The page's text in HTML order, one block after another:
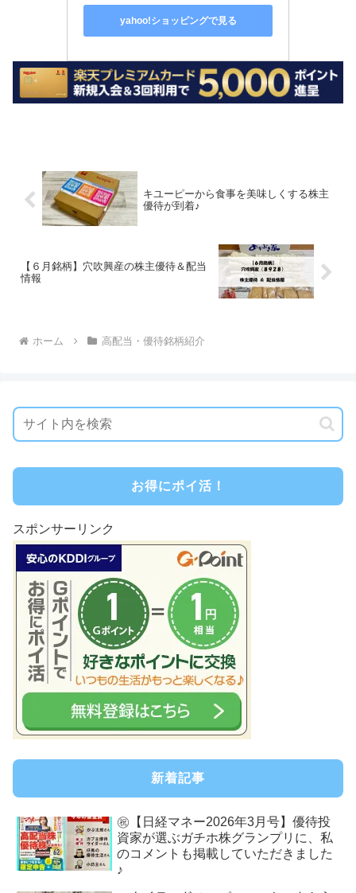
yahoo!ショッピングで見る
キユーピーから食事を美味しくする株主
優待が到着♪
【６月銘柄】穴吹興産の株主優待＆配当
情報
ホーム 高配当・優待銘柄紹介
お得にポイ活！
スポンサーリンク
新着記事
㊗【日経マネー2026年3月号】優待投
資家が選ぶガチホ株グランプリに、私
のコメントも掲載していただきました
♪